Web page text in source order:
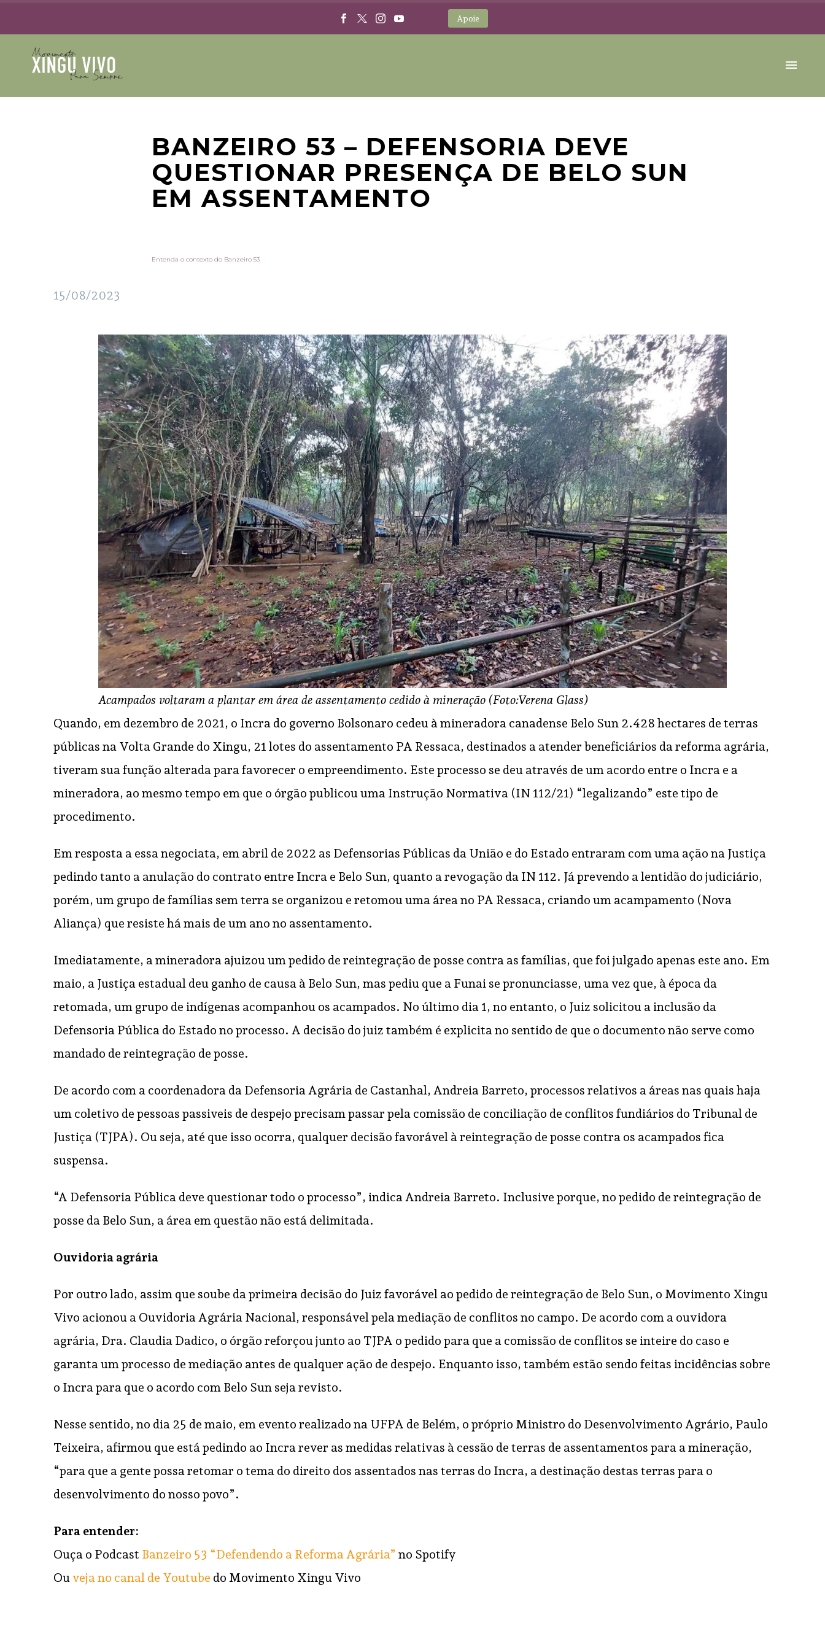
Apoie
BANZEIRO 53 – DEFENSORIA DEVE
QUESTIONAR PRESENÇA DE BELO SUN
EM ASSENTAMENTO
Entenda o contexto do Banzeiro 53
15/08/2023
Acampados voltaram a plantar em área de assentamento cedido à mineração (Foto:Verena Glass)
Quando, em dezembro de 2021, o Incra do governo Bolsonaro cedeu à mineradora canadense Belo Sun 2.428 hectares de terras
públicas na Volta Grande do Xingu, 21 lotes do assentamento PA Ressaca, destinados a atender beneficiários da reforma agrária,
tiveram sua função alterada para favorecer o empreendimento. Este processo se deu através de um acordo entre o Incra e a
mineradora, ao mesmo tempo em que o órgão publicou uma Instrução Normativa (IN 112/21) “legalizando” este tipo de
procedimento.
Em resposta a essa negociata, em abril de 2022 as Defensorias Públicas da União e do Estado entraram com uma ação na Justiça
pedindo tanto a anulação do contrato entre Incra e Belo Sun, quanto a revogação da IN 112. Já prevendo a lentidão do judiciário,
porém, um grupo de famílias sem terra se organizou e retomou uma área no PA Ressaca, criando um acampamento (Nova
Aliança) que resiste há mais de um ano no assentamento.
Imediatamente, a mineradora ajuizou um pedido de reintegração de posse contra as famílias, que foi julgado apenas este ano. Em
maio, a Justiça estadual deu ganho de causa à Belo Sun, mas pediu que a Funai se pronunciasse, uma vez que, à época da
retomada, um grupo de indígenas acompanhou os acampados. No último dia 1, no entanto, o Juiz solicitou a inclusão da
Defensoria Pública do Estado no processo. A decisão do juiz também é explicita no sentido de que o documento não serve como
mandado de reintegração de posse.
De acordo com a coordenadora da Defensoria Agrária de Castanhal, Andreia Barreto, processos relativos a áreas nas quais haja
um coletivo de pessoas passiveis de despejo precisam passar pela comissão de conciliação de conflitos fundiários do Tribunal de
Justiça (TJPA). Ou seja, até que isso ocorra, qualquer decisão favorável à reintegração de posse contra os acampados fica
suspensa.
“A Defensoria Pública deve questionar todo o processo”, indica Andreia Barreto. Inclusive porque, no pedido de reintegração de
posse da Belo Sun, a área em questão não está delimitada.
Ouvidoria agrária
Por outro lado, assim que soube da primeira decisão do Juiz favorável ao pedido de reintegração de Belo Sun, o Movimento Xingu
Vivo acionou a Ouvidoria Agrária Nacional, responsável pela mediação de conflitos no campo. De acordo com a ouvidora
agrária, Dra. Claudia Dadico, o órgão reforçou junto ao TJPA o pedido para que a comissão de conflitos se inteire do caso e
garanta um processo de mediação antes de qualquer ação de despejo. Enquanto isso, também estão sendo feitas incidências sobre
o Incra para que o acordo com Belo Sun seja revisto.
Nesse sentido, no dia 25 de maio, em evento realizado na UFPA de Belém, o próprio Ministro do Desenvolvimento Agrário, Paulo
Teixeira, afirmou que está pedindo ao Incra rever as medidas relativas à cessão de terras de assentamentos para a mineração,
“para que a gente possa retomar o tema do direito dos assentados nas terras do Incra, a destinação destas terras para o
desenvolvimento do nosso povo”.
Para entender:
Ouça o Podcast Banzeiro 53 “Defendendo a Reforma Agrária” no Spotify
Ouveja no canal de Youtube do Movimento Xingu Vivo